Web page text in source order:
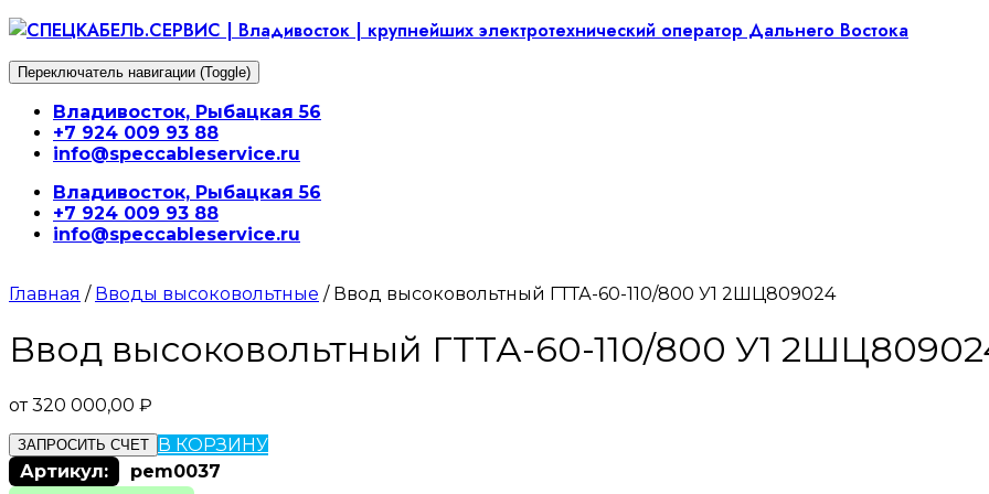
Перейти
содержимому
Переключатель навигации (Toggle)
Владивосток, Рыбацкая 56
+7 924 009 93 88
info@speccableservice.ru
Владивосток, Рыбацкая 56
+7 924 009 93 88
info@speccableservice.ru
Главная / Вводы высоковольтные / Ввод высоковольтный ГТТА-60-110/800 У1 2ШЦ809024
Ввод высоковольтный ГТТА-60-110/800 У1
от320 000,00 ₽
ЗАПРОСИТЬ СЧЕТ В КОРЗИНУ
Артикул:
pem0037